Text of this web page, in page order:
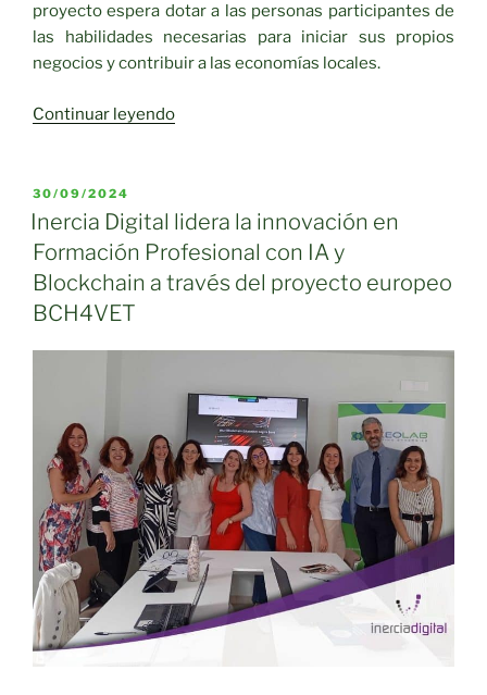
proyecto espera dotar a las personas participantes de
las habilidades necesarias para iniciar sus propios
negocios y contribuir a las economías locales.
Continuar leyendo«Proyecto
–
Promoviendo
empoderamiento
personas
través
del
emprendimiento»
PUBLICADO
EL
30/09/2024
Inercia Digital lidera la innovación en
Formación Profesional con IA y
Blockchain a través del proyecto europeo
BCH4VET